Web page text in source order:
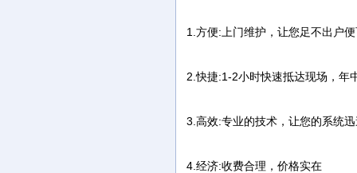
1.方便:上门维护，让您足不出户
2.快捷:1-2小时快速抵达现场，年
3.高效:专业的技术，让您的系统
4.经济:收费合理，价格实在